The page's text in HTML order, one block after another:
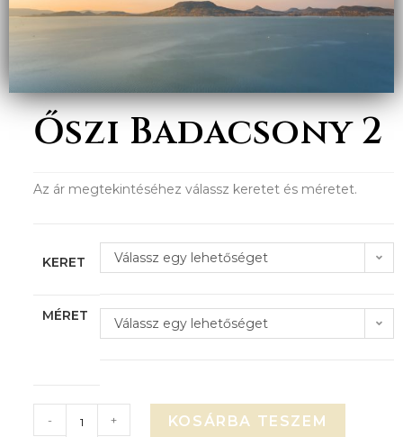
Őszi Badacsony 2
Az ár megtekintéséhez válassz keretet és méretet.
KERET Válassz egy lehetőséget
MÉRET Válassz egy lehetőséget
- + KOSÁRBA TESZEM